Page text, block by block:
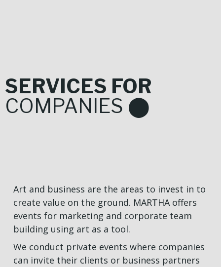
SERVICES FOR
COMPANIES ⬤
Art and business are the areas to invest in to
create value on the ground. MARTHA offers
events for marketing and corporate team
building using art as a tool.
We conduct private events where companies
can invite their clients or business partners